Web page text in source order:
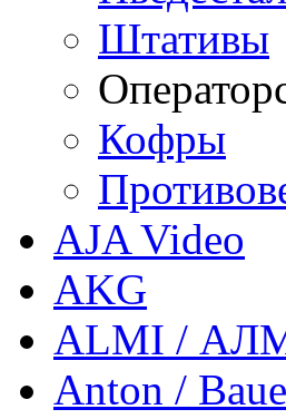
Штативы
Кофры
AJA Video
AKG
ALMI /
Anton /